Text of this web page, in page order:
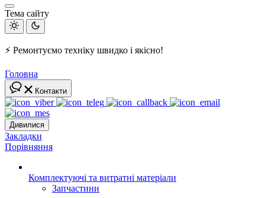
Тема сайту
⚡ Ремонтуємо техніку швидко і якісно!
Головна
Контакти
Дивилися
Закладки
Порівняння
Комплектуючі та витратні матеріали
Запчастини